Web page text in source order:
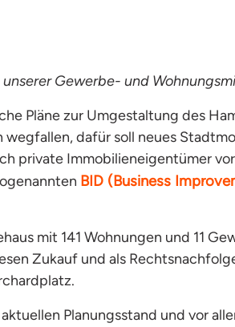
Gewerbe- und
Pläne zur Umgestaltung des
dafür soll neues
private Immobilieneigentümer
BID (Business
mit 141 Wohnungen und 11
Zukauf und als
Planungsstand und vor